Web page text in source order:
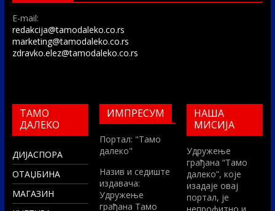
E-mail:
redakcija@tamodaleko.co.rs
marketing@tamodaleko.co.rs
zdravko.elez@tamodaleko.co.rs
ТАМО
ДАЛЕКО
ДИЈАСПОРА
ОТАЏБИНА
МАГАЗИН
ИМПРЕСУМ
Портал: "Тамо
далеко"
Назив и седиште
издавача:
Удружење
грађана Тамо
НАША
МИСИЈА
Удружење
грађана “Тамо
далеко”, које
изадаје овај
портал, је